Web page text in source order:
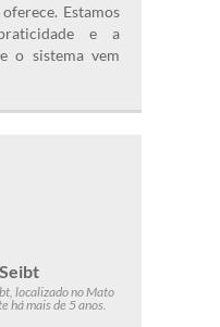
Estamos
e a
o sistema vem
localizado no Mato
há mais de 5 anos.